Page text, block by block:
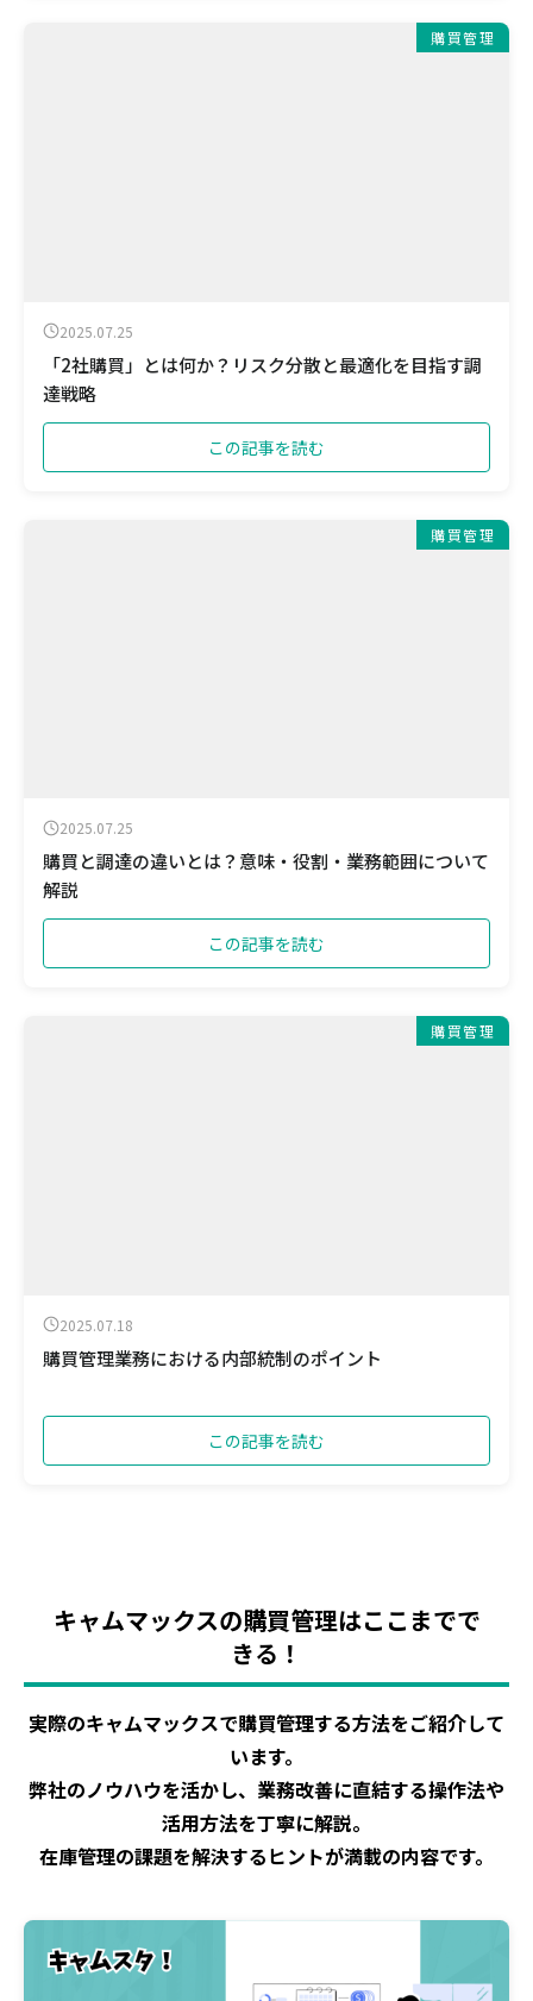
購買管理
2025.07.25
「2社購買」とは何か？リスク分散と最適化を目指す調
達戦略
この記事を読む
購買管理
2025.07.25
購買と調達の違いとは？意味・役割・業務範囲について
解説
この記事を読む
購買管理
2025.07.18
購買管理業務における内部統制のポイント
この記事を読む
キャムマックスの購買管理はここまでで
きる！
実際のキャムマックスで購買管理する方法をご紹介して
います。
弊社のノウハウを活かし、業務改善に直結する操作法や
活用方法を丁寧に解説。
在庫管理の課題を解決するヒントが満載の内容です。